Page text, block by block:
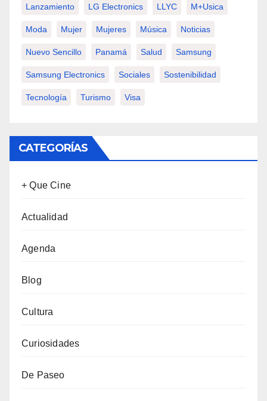
Lanzamiento LG Electronics LLYC M+usica
Moda Mujer Mujeres Música Noticias
Nuevo Sencillo Panamá Salud Samsung
Samsung Electronics Sociales Sostenibilidad
Tecnología Turismo Visa
CATEGORÍAS
+ Que Cine
Actualidad
Agenda
Blog
Cultura
Curiosidades
De Paseo